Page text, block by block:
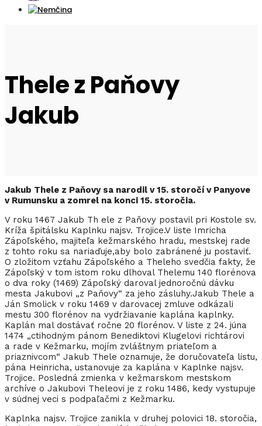
Thele z Paňovy
Jakub
Jakub Thele z Paňovy sa narodil v 15. storočí v Panyove
v Rumunsku a zomrel na konci 15. storočia.
V roku 1467 Jakub Th ele z Paňovy postavil pri Kostole sv.
Kríža špitálsku Kaplnku najsv. Trojice.V liste Imricha
Zápoľského, majiteľa kežmarského hradu, mestskej rade
z tohto roku sa nariaďuje,aby bolo zabránené ju postaviť.
O zložitom vzťahu Zápoľského a Theleho svedčia fakty, že
Zápoľský v tom istom roku dlhoval Thelemu 140 florénova
o dva roky (1469) Zápoľský daroval jednoročnú dávku
mesta Jakubovi „z Paňovy“ za jeho zásluhy.Jakub Thele a
Ján Smolick v roku 1469 v darovacej zmluve odkázali
mestu 300 florénov na vydržiavanie kaplána kaplnky.
Kaplán mal dostávať ročne 20 florénov. V liste z 24. júna
1474 „ctihodným pánom Benediktovi Klugelovi richtárovi
a rade v Kežmarku, mojím zvláštnym priateľom a
priaznivcom“ Jakub Thele oznamuje, že doručovateľa listu,
pána Heinricha, ustanovuje za kaplána v Kaplnke najsv.
Trojice. Posledná zmienka v kežmarskom mestskom
archíve o Jakubovi Theleovi je z roku 1486, kedy vystupuje
v súdnej veci s podpaľačmi z Kežmarku.
Kaplnka najsv. Trojice zanikla v druhej polovici 18. storočia,